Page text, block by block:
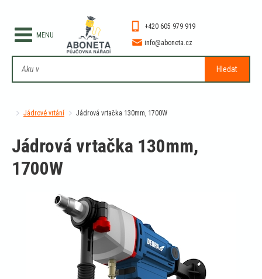
Hledat
+420 605 979 919
info@aboneta.cz
Jádrové vrtání Jádrová vrtačka 130mm, 1700W
Jádrová vrtačka 130mm,
1700W